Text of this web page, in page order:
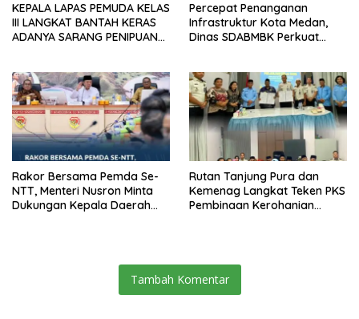
KEPALA LAPAS PEMUDA KELAS
III LANGKAT BANTAH KERAS
ADANYA SARANG PENIPUAN
PENJUALAN EMAS
Percepat Penanganan
Infrastruktur Kota Medan,
Dinas SDABMBK Perkuat
Rakor Bersama Pemda Se-
NTT, Menteri Nusron Minta
Dukungan Kepala Daerah
Rutan Tanjung Pura dan
Kemenag Langkat Teken PKS
Pembinaan Kerohanian
Tambah Komentar